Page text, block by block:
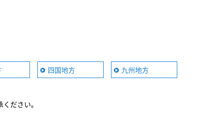
四国地方 九州地方
ださい。